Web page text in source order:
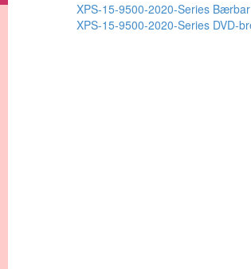
XPS-15-9500-2020-Series
XPS-15-9500-2020-Series DVD-